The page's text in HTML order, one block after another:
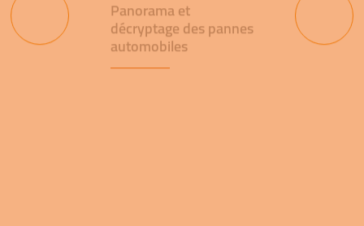
Panorama et
décryptage des pannes
automobiles